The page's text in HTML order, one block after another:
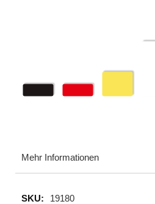
Mehr Informationen
Mehr
19180